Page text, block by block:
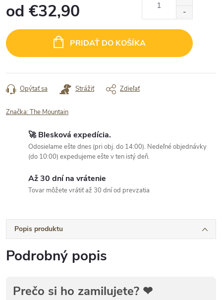
od €32,90
cena:
PRIDAŤ DO KOŠÍKA
Opýtať sa Strážiť Zdieľať
Značka:The Mountain
🚀 Blesková expedícia.
Odosielame ešte dnes (pri obj. do 14:00). Nedeľné objednávky
(do 10:00) expedujeme ešte v ten istý deň.
Až 30 dní na vrátenie
Tovar môžete vrátiť až 30 dní od prevzatia
Popis produktu
Podrobný popis
Prečo si ho zamilujete? ❤